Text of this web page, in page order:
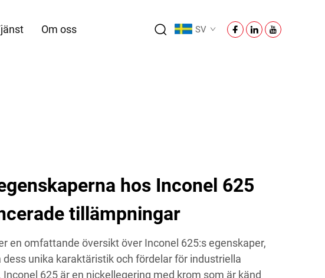
Om oss SV
hos Inconel 625
tillämpningar
en omfattande översikt över Inconel 625:s egenskaper,
dess unika karaktäristik och fördelar för industriella
625 är en nickellegering med krom som är känd